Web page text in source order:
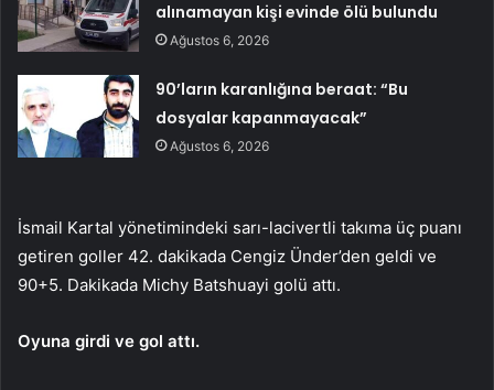
alınamayan kişi evinde ölü bulundu
Ağustos 6, 2026
90’ların karanlığına beraat: “Bu
dosyalar kapanmayacak”
Ağustos 6, 2026
İsmail Kartal yönetimindeki sarı-lacivertli takıma üç puanı
getiren goller 42. dakikada Cengiz Ünder’den geldi ve
90+5. Dakikada Michy Batshuayi golü attı.
Oyuna girdi ve gol attı.